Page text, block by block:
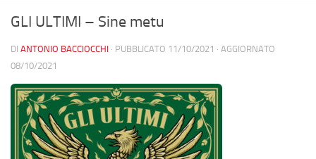
GLI ULTIMI – Sine metu
DI ANTONIO BACCIOCCHI · PUBBLICATO 11/10/2021 · AGGIORNATO
08/10/2021